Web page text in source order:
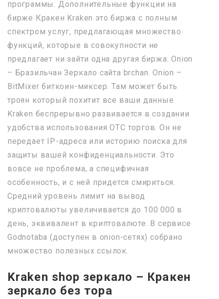
программы. Дополнительные функции на
бирже Кракен Kraken это биржа с полным
спектром услуг, предлагающая множество
функций, которые в совокупности не
предлагает ни зайти одна другая биржа. Onion
– Бразильчан Зеркало сайта brchan. Onion –
BitMixer биткоин-миксер. Там может быть
троян который похитит все ваши данные.
Kraken беспрерывно развивается в создании
удобства использования OTC торгов. Он не
передает IP-адреса или историю поиска для
защиты вашей конфиденциальности. Это
вовсе не проблема, а специфичная
особенность, и с ней придется смириться.
Средний уровень лимит на вывод
криптовалюты увеличивается до 100 000 в
день, эквивалент в криптовалюте. В сервисе
Godnotaba (доступен в onion-сетях) собрано
множество полезных ссылок.
Kraken shop зеркало – Кракен
зеркало без тора